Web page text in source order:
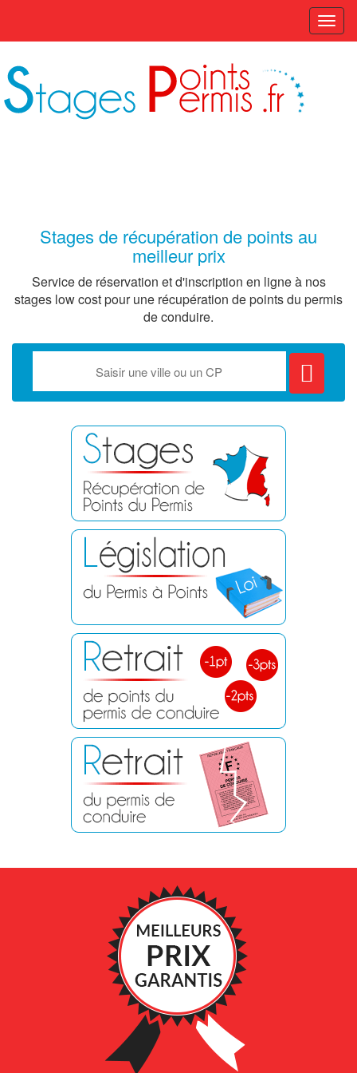
Stages de récupération de points au
meilleur prix
Service de réservation et d'inscription en ligne à nos
stages low cost pour une récupération de points du permis
de conduire.